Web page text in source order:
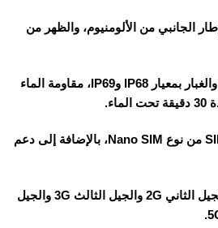
الجانبي من الألومنيوم، والظهر من
الجهاز يأتي مقاوم للماء والغبار بمعيار IP68 وIP69، مقاومة الماء
الهاتف مزود شريحتي SIM من نوع Nano SIM، بالإضافة إلى دعم
يدعم شبكات إتصالات الجيل الثاني 2G والجيل الثالث 3G والجيل